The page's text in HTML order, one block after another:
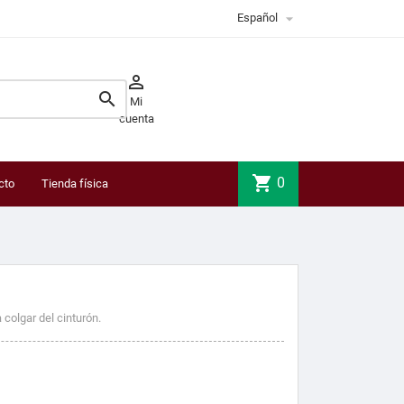
Español 


Mi
cuenta
Tienda física shopping_cart 0
del cinturón.